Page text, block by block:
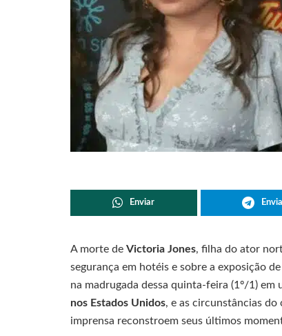
Enviar
A morte de Victoria Jones, filha do ator
segurança em hotéis e sobre a exposição
na madrugada dessa quinta-feira (1º/1)
nos Estados Unidos, e as circunstâncias
imprensa reconstroem seus últimos